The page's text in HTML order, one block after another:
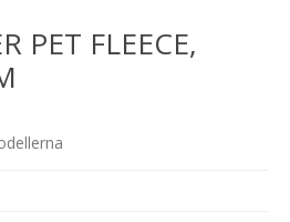
PET FLEECE,